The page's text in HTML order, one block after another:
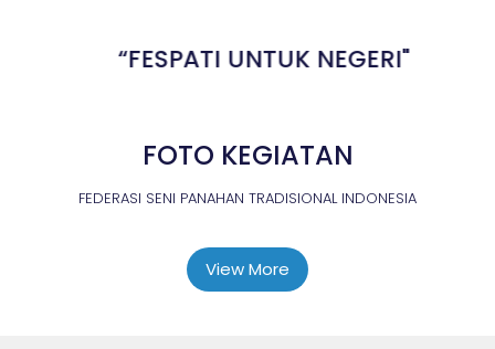
“FESPATI UNTUK NEGERI"
FOTO KEGIATAN
FEDERASI SENI PANAHAN TRADISIONAL INDONESIA
View More